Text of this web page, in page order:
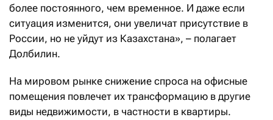
более постоянного, чем временное. И даже если
ситуация изменится, они увеличат присутствие в
России, но не уйдут из Казахстана», – полагает
Долбилин.
На мировом рынке снижение спроса на офисные
помещения повлечет их трансформацию в другие
виды недвижимости, в частности в квартиры.